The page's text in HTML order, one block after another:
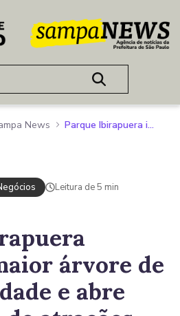
News Parque Ibirapuera inaugura maior árvore de Natal da cidade e abre temporada de atrações gratuitas
Leitura de 5 min
árvore de
e abre